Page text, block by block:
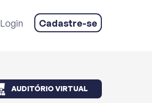
Login Cadastre-se
AUDITÓRIO VIRTUAL